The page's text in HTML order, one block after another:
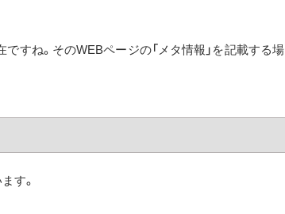
すね。そのWEBページの「メタ情報」を記載する場
す。